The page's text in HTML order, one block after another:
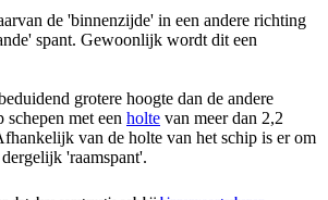
de 'binnenzijde' in een andere richting
spant. Gewoonlijk wordt dit een
grotere hoogte dan de andere
schepen met een holte van meer dan 2,2
van de holte van het schip is er om
'raamspant'.